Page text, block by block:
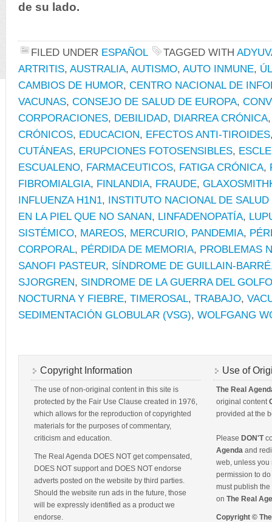
de su lado.
FILED UNDER ESPAÑOL TAGGED WITH
ARTRITIS, AUSTRALIA, AUTISMO, AUTO INMUNE,
CAMBIOS DE HUMOR, CENTRO NACIONAL DE
VACUNAS, CONSEJO DE SALUD DE EUROPA,
CORPORACIONES, DEBILIDAD, DIARREA CRÓNICA
CRÓNICOS, EDUCACION, EFECTOS ANTI-TIROIDES
CUTÁNEAS, ERUPCIONES FOTOSENSIBLES,
ESCUALENO, FARMACEUTICOS, FATIGA CRÓNICA,
FIBROMIALGIA, FINLANDIA, FRAUDE,
INFLUENZA H1N1, INSTITUTO NACIONAL DE
EN LA PIEL QUE NO SANAN, LINFADENOPATÍA,
SISTÉMICO, MAREOS, MERCURIO, PANDEMIA,
CORPORAL, PÉRDIDA DE MEMORIA, PROBLEMAS
SANOFI PASTEUR, SÍNDROME DE GUILLAIN-BARRÉ
SJORGREN, SINDROME DE LA GUERRA DEL GOLFO
NOCTURNA Y FIEBRE, TIMEROSAL, TRABAJO,
SEDIMENTACIÓN GLOBULAR (VSG), WOLFGANG
Copyright Information
The use of non-original content in this site is
protected by the Fair Use Clause created in 1976,
which allows for the reproduction of copyrighted
materials for the purposes of commentary,
criticism and education.
The Real Agenda DOES NOT get compensated,
DOES NOT support and DOES NOT endorse
adverts posted on the website by third parties.
Should the website run ads in the future, those
will be expressly identified as a product we
endorse.
Use of
The Real
original content
provided at the
Please DON'T
Agenda and
web, unless you
permission to
must publish
on The Real
Copyright ©